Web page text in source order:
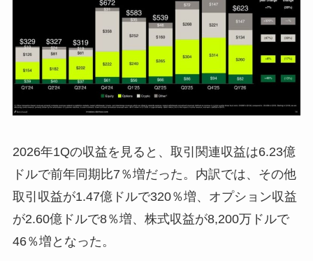
2026年1Qの収益を見ると、取引関連収益は6.23億
ドルで前年同期比7％増だった。内訳では、その他
取引収益が1.47億ドルで320％増、オプション収益
が2.60億ドルで8％増、株式収益が8,200万ドルで
46％増となった。